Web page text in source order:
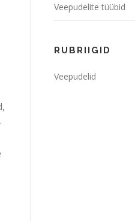
Veepudelite tüübid
RUBRIIGID
Veepudelid